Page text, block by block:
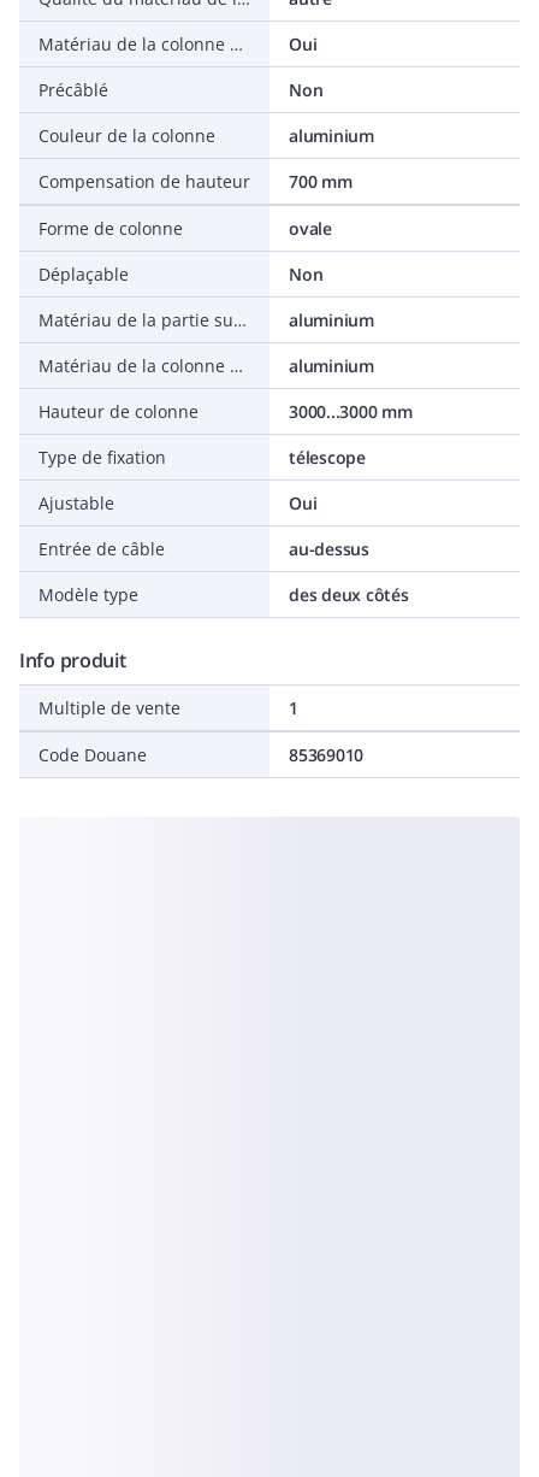
Matériau de la colonne d'installation sans halogène
Oui
Précâblé
Non
Couleur de la colonne
aluminium
Compensation de hauteur
700 mm
Forme de colonne
ovale
Déplaçable
Non
Matériau de la partie supérieure
aluminium
Matériau de la colonne d'installation
aluminium
Hauteur de colonne
3000...3000 mm
Type de fixation
télescope
Ajustable
Oui
Entrée de câble
au-dessus
Modèle type
des deux côtés
Info produit
Multiple de vente 1
Code Douane 85369010